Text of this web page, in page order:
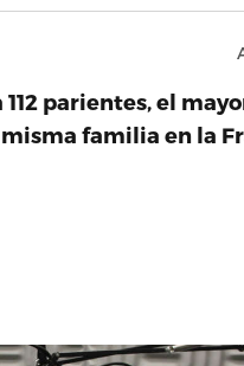
parientes, el
familia en la